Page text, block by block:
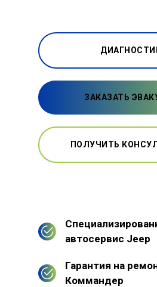
ЗАКАЗАТЬ
ПОЛУЧИТЬ
автосервис Jeep
Гарантия на
Коммандер